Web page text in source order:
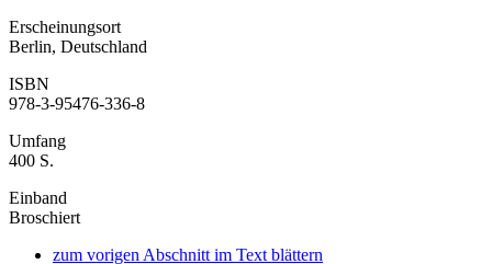
Erscheinungsort
Berlin, Deutschland
ISBN
978-3-95476-336-8
Umfang
400 S.
Einband
Broschiert
zum vorigen Abschnitt im Text blättern